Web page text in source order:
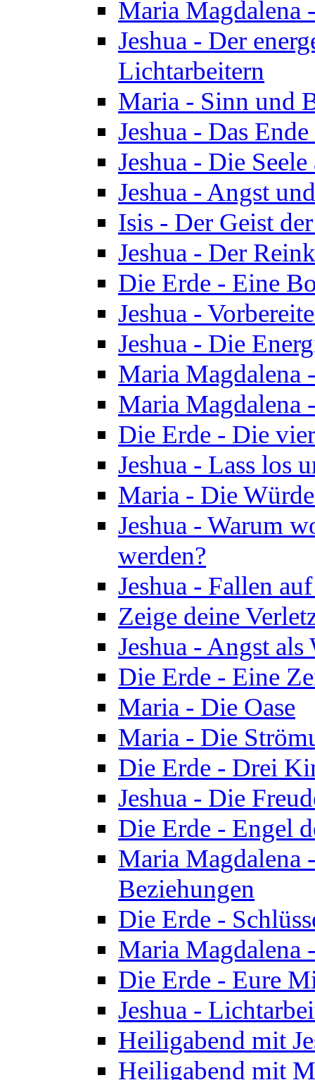
Maria Magdalena
Jeshua - Der
Lichtarbeitern
Maria - Sinn und
Jeshua - Das
Jeshua - Die
Jeshua - Angst
Isis - Der Geist
Jeshua - Der
Die Erde - Eine
Jeshua -
Jeshua - Die
Maria Magdalena
Maria Magdalena
Die Erde - Die
Jeshua - Lass los
Maria - Die
Jeshua - Warum
werden?
Jeshua - Fallen
Zeige deine
Jeshua - Angst als
Die Erde - Eine
Maria - Die Oase
Maria - Die
Die Erde - Drei
Jeshua - Die
Die Erde - Engel
Maria Magdalena
Beziehungen
Die Erde -
Maria Magdalena
Die Erde - Eure
Jeshua -
Heiligabend mit
Heiligabend mit